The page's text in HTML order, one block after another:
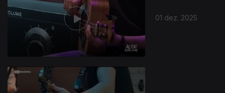
01 dez. 2025
892261